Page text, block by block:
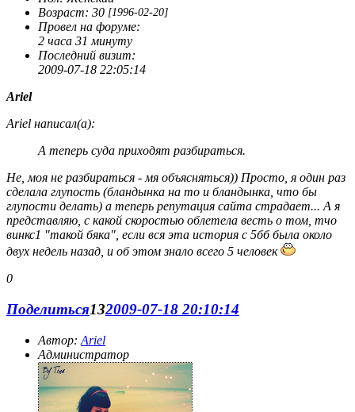
Возраст: 30 [1996-02-20]
Провел на форуме:
2 часа 31 минуту
Последний визит:
2009-07-18 22:05:14
Ariel
Ariel написал(а):
А теперь суда приходят разбираться.
Не, моя не разбираться - мя объясняться)) Просто, я один раз
сделала глупость (бландынка на то и бландынка, что бы
глупости делать) а теперь репутация сайта страдает... А я
представляю, с какой скоростью облетела весть о том, тчо
винкс1 "такой бяка", если вся эта история с 5бб была около
двух недель назад, и об этом знало всего 5 человек
0
Поделиться132009-07-18 20:10:14
Автор: Ariel
Администратор